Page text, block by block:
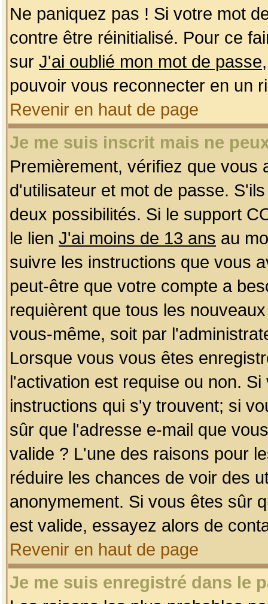
Ne paniquez pas ! Si votre mot
contre être réinitialisé. Pour ce
sur J'ai oublié mon mot de passe
pouvoir vous reconnecter en un
Revenir en haut de page
Je me suis inscrit mais ne
Premièrement, vérifiez que
d'utilisateur et mot de passe.
deux possibilités. Si le support
le lien J'ai moins de 13 ans au
suivre les instructions que vous
peut-être que votre compte a
requièrent que tous les
vous-même, soit par
Lorsque vous vous êtes
l'activation est requise ou non.
instructions qui s'y trouvent; si
sûr que l'adresse e-mail que
valide ? L'une des raisons pour
réduire les chances de voir des
anonymement. Si vous êtes sûr
est valide, essayez alors de
Revenir en haut de page
Je me suis enregistré dans le